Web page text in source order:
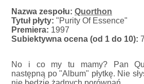
Nazwa zespołu: Quorthon
Tytuł płyty: "Purity Of Essence"
Premiera: 1997
Subiektywna ocena (od 1 do 10): 7
No i co my tu mamy? Pan
następną po "Album" płytkę. Nie